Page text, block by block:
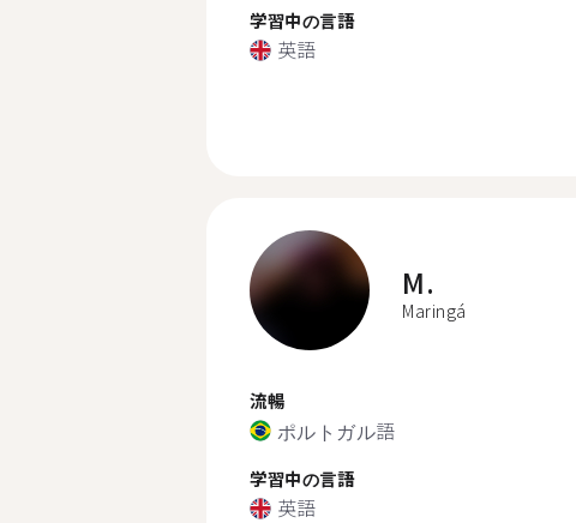
学習中の言語
英語
M.
Maringá
流暢
ポルトガル語
学習中の言語
英語